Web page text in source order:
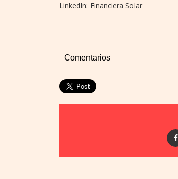
LinkedIn: Financiera Solar
Comentarios